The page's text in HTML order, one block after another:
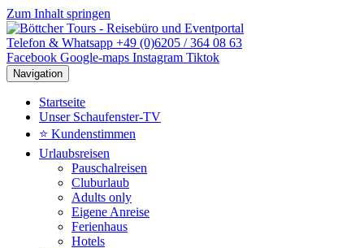
Zum Inhalt springen
Telefon & Whatsapp +49 (0)6205 / 364 08 63
Facebook Google-maps Instagram Tiktok
Navigation
Startseite
Unser Schaufenster-TV
⭐ Kundenstimmen
Urlaubsreisen
Pauschalreisen
Cluburlaub
Adults only
Eigene Anreise
Ferienhaus
Hotels